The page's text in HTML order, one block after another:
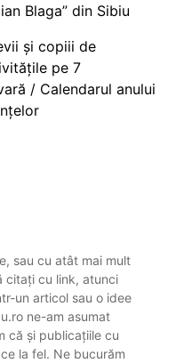
Blaga” din Sibiu
și copiii de
pe 7
/ Calendarul anului
sau cu atât mai mult
citați cu link, atunci
un articol sau o idee
ne-am asumat
că și publicațiile cu
la fel. Ne bucurăm